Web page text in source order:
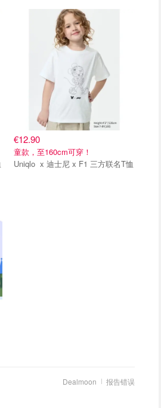
€12.90
童款，至160cm可穿！
Uniqlo x 迪士尼 x F1 三方联名T恤
报告错误
Dealmoon